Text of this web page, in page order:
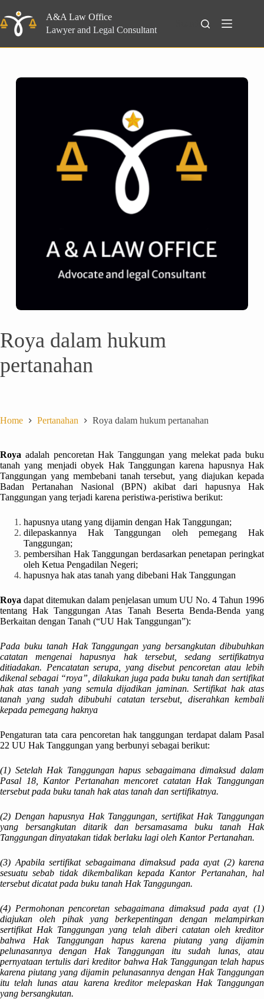
to
content
A&A Law Office
Lawyer and Legal Consultant
Search
Roya dalam hukum
pertanahan
Home Pertanahan Roya dalam hukum pertanahan
Roya adalah pencoretan Hak Tanggungan yang melekat pada buku
tanah yang menjadi obyek Hak Tanggungan karena hapusnya Hak
Tanggungan yang membebani tanah tersebut, yang diajukan kepada
Badan Pertanahan Nasional (BPN) akibat dari hapusnya Hak
Tanggungan yang terjadi karena peristiwa-peristiwa berikut:
hapusnya utang yang dijamin dengan Hak Tanggungan;
dilepaskannya Hak Tanggungan oleh pemegang Hak
Tanggungan;
pembersihan Hak Tanggungan berdasarkan penetapan peringkat
oleh Ketua Pengadilan Negeri;
hapusnya hak atas tanah yang dibebani Hak Tanggungan
Roya dapat ditemukan dalam penjelasan umum UU No. 4 Tahun 1996
tentang Hak Tanggungan Atas Tanah Beserta Benda-Benda yang
Berkaitan dengan Tanah (“UU Hak Tanggungan”):
Pada buku tanah Hak Tanggungan yang bersangkutan dibubuhkan
catatan mengenai hapusnya hak tersebut, sedang sertifikatnya
ditiadakan. Pencatatan serupa, yang disebut pencoretan atau lebih
dikenal sebagai “roya”, dilakukan juga pada buku tanah dan sertifikat
hak atas tanah yang semula dijadikan jaminan. Sertifikat hak atas
tanah yang sudah dibubuhi catatan tersebut, diserahkan kembali
kepada pemegang haknya
Pengaturan tata cara pencoretan hak tanggungan terdapat dalam Pasal
22 UU Hak Tanggungan yang berbunyi sebagai berikut:
(1) Setelah Hak Tanggungan hapus sebagaimana dimaksud dalam
Pasal 18, Kantor Pertanahan mencoret catatan Hak Tanggungan
tersebut pada buku tanah hak atas tanah dan sertifikatnya.
(2) Dengan hapusnya Hak Tanggungan, sertifikat Hak Tanggungan
yang bersangkutan ditarik dan bersamasama buku tanah Hak
Tanggungan dinyatakan tidak berlaku lagi oleh Kantor Pertanahan.
(3) Apabila sertifikat sebagaimana dimaksud pada ayat (2) karena
sesuatu sebab tidak dikembalikan kepada Kantor Pertanahan, hal
tersebut dicatat pada buku tanah Hak Tanggungan.
(4) Permohonan pencoretan sebagaimana dimaksud pada ayat (1)
diajukan oleh pihak yang berkepentingan dengan melampirkan
sertifikat Hak Tanggungan yang telah diberi catatan oleh kreditor
bahwa Hak Tanggungan hapus karena piutang yang dijamin
pelunasannya dengan Hak Tanggungan itu sudah lunas, atau
pernyataan tertulis dari kreditor bahwa Hak Tanggungan telah hapus
karena piutang yang dijamin pelunasannya dengan Hak Tanggungan
itu telah lunas atau karena kreditor melepaskan Hak Tanggungan
yang bersangkutan.